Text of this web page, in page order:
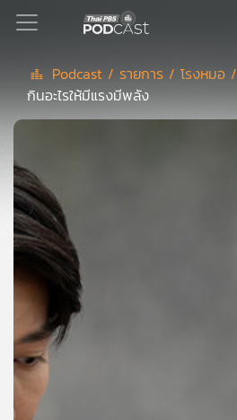
Podcast
เพล
ย์
ลิ
สต์
แนะนำ
เพล
ย์
ลิ
สต์
ของ
คุณ
Podcast / รายการ /โรงหมอ /
กินอะไรให้มีแรงมีพลัง